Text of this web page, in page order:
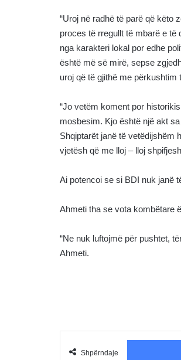
“Uroj në radhë të parë që këto
proces të rregullt të mbarë e të
nga karakteri lokal por edhe
është më së mirë, sepse
uroj që të gjithë me
“Jo vetëm koment por
mosbesim. Kjo është një akt
Shqiptarët janë të vetëdijshëm
vjetësh që me lloj – lloj
Ai potencoi se si BDI nuk janë
Ahmeti tha se vota kombëtare
“Ne nuk luftojmë për pushtet,
Ahmeti.
Shpërndaje